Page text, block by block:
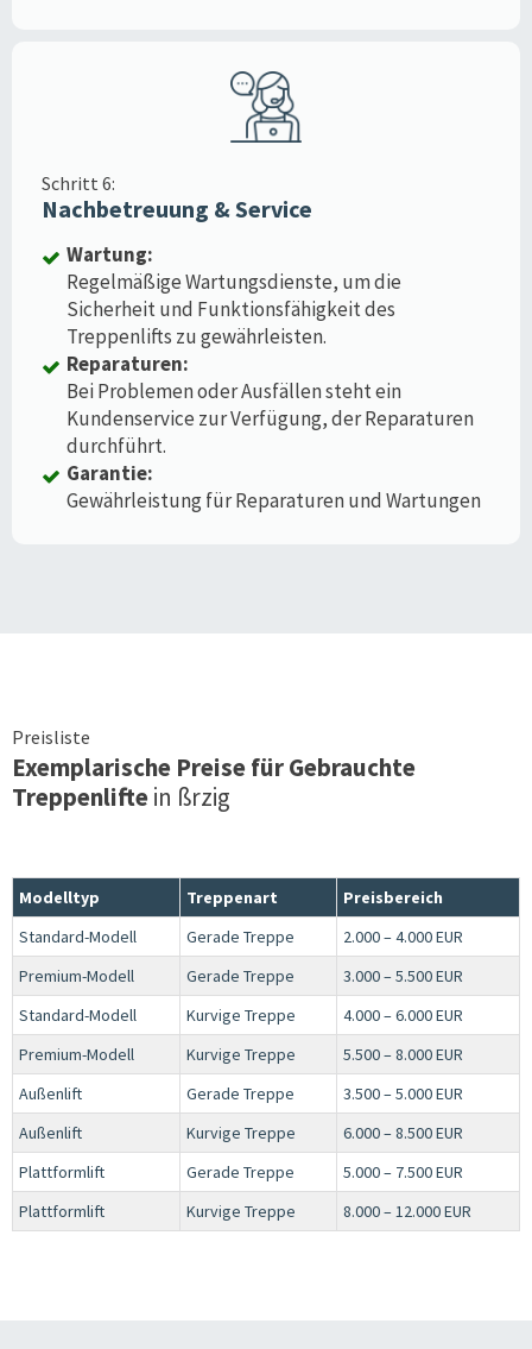
Schritt 6:
Nachbetreuung & Service
Wartung:
Regelmäßige Wartungsdienste, um die
Sicherheit und Funktionsfähigkeit des
Treppenlifts zu gewährleisten.
Reparaturen:
Bei Problemen oder Ausfällen steht ein
Kundenservice zur Verfügung, der Reparaturen
durchführt.
Garantie:
Gewährleistung für Reparaturen und Wartungen
Preisliste
Exemplarische Preise für Gebrauchte
Treppenliftein ßrzig
Modelltyp Treppenart
Preisbereich
Standard-Modell
Gerade Treppe
2.000 – 4.000 EUR
Premium-Modell
Gerade Treppe
3.000 – 5.500 EUR
Standard-Modell
Kurvige Treppe
4.000 – 6.000 EUR
Premium-Modell
Kurvige Treppe
5.500 – 8.000 EUR
Außenlift
Gerade Treppe
3.500 – 5.000 EUR
Außenlift
Kurvige Treppe
6.000 – 8.500 EUR
Plattformlift
Gerade Treppe
5.000 – 7.500 EUR
Plattformlift
Kurvige Treppe 8.000 – 12.000 EUR